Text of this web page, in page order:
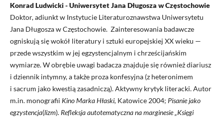
Konrad Ludwicki - Uniwersytet Jana Długosza w Częstochowie
Doktor, adiunkt w Instytucie Literaturoznawstwa Uniwersytetu
Jana Długosza w Częstochowie. Zainteresowania badawcze
ogniskują się wokół literatury i sztuki europejskiej XX wieku —
przede wszystkim w jej egzystencjalnym i chrześcijańskim
wymiarze. W obrębie uwagi badacza znajduje się również diariusz
i dziennik intymny, a także proza konfesyjna (z heteronimem
i sacrum jako kwestią zasadniczą). Aktywny krytyk literacki.Autor
m.in. monografii Kino Marka Hłaski, Katowice 2004; Pisanie jako
egzystencja(lizm). Refleksja autotematyczna na marginesie „Księgi